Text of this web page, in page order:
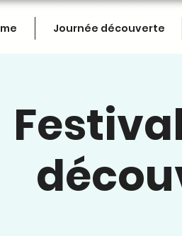
Journée découverte